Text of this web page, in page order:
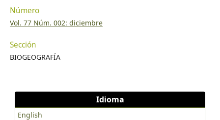
Número
Vol. 77 Núm. 002: diciembre
Sección
BIOGEOGRAFÍA
Idioma
English